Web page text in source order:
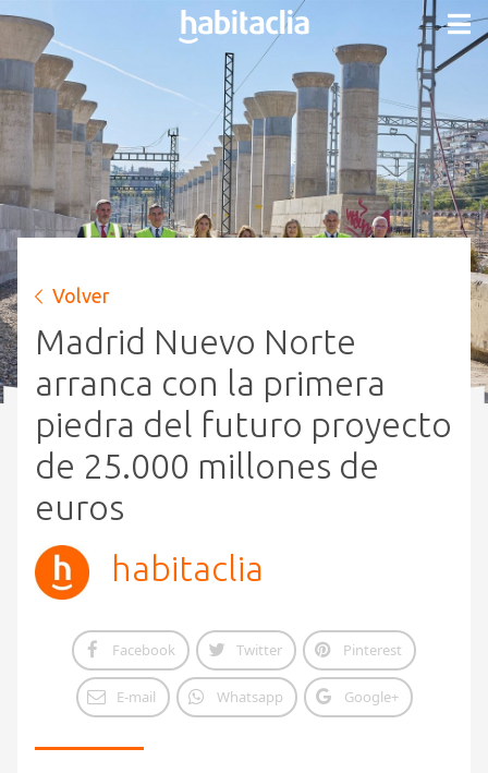
Volver
Madrid Nuevo Norte
arranca con la primera
piedra del futuro proyecto
de 25.000 millones de
euros
habitaclia
Facebook Twitter Pinterest
E-mail Whatsapp Google+